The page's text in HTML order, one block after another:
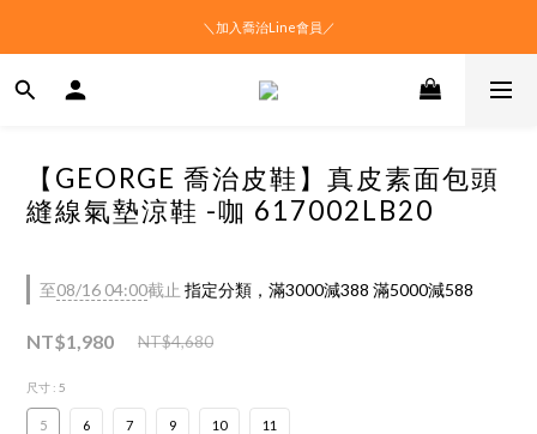
＼加入喬治Line會員／
【GEORGE 喬治皮鞋】真皮素面包頭
縫線氣墊涼鞋 -咖 617002LB20
至08/16 04:00截止 指定分類，滿3000減388 滿5000減588
NT$1,980 NT$4,680
尺寸 : 5
5 6 7 9 10 11